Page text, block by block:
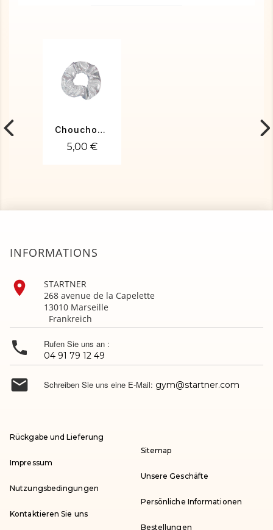
Chouchou poudré argent
5,00 €
INFORMATIONS

STARTNER
268 avenue de la Capelette
13010 Marseille
Frankreich
 Rufen Sie uns an :
04 91 79 12 49
 Schreiben Sie uns eine E-Mail: gym@startner.com
Rückgabe und Lieferung
Impressum
Nutzungsbedingungen
Kontaktieren Sie uns
Sitemap
Unsere Geschäfte
Persönliche Informationen
Bestellungen